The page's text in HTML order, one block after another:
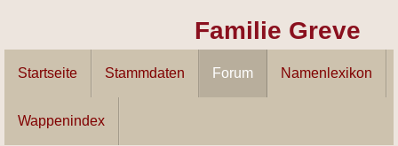
Familie Greve
Startseite Stammdaten Forum Namenlexikon
Wappenindex